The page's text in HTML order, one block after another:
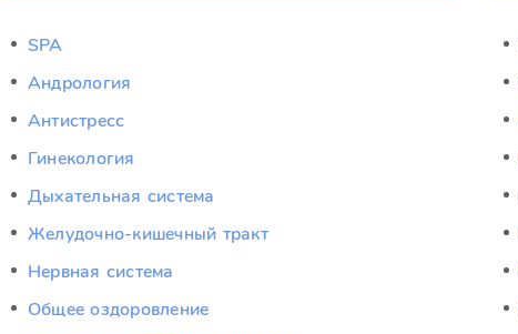
SPA
Андрология
Антистресс
Гинекология
Дыхательная система
Желудочно-кишечный тракт
Нервная система
Общее оздоровление